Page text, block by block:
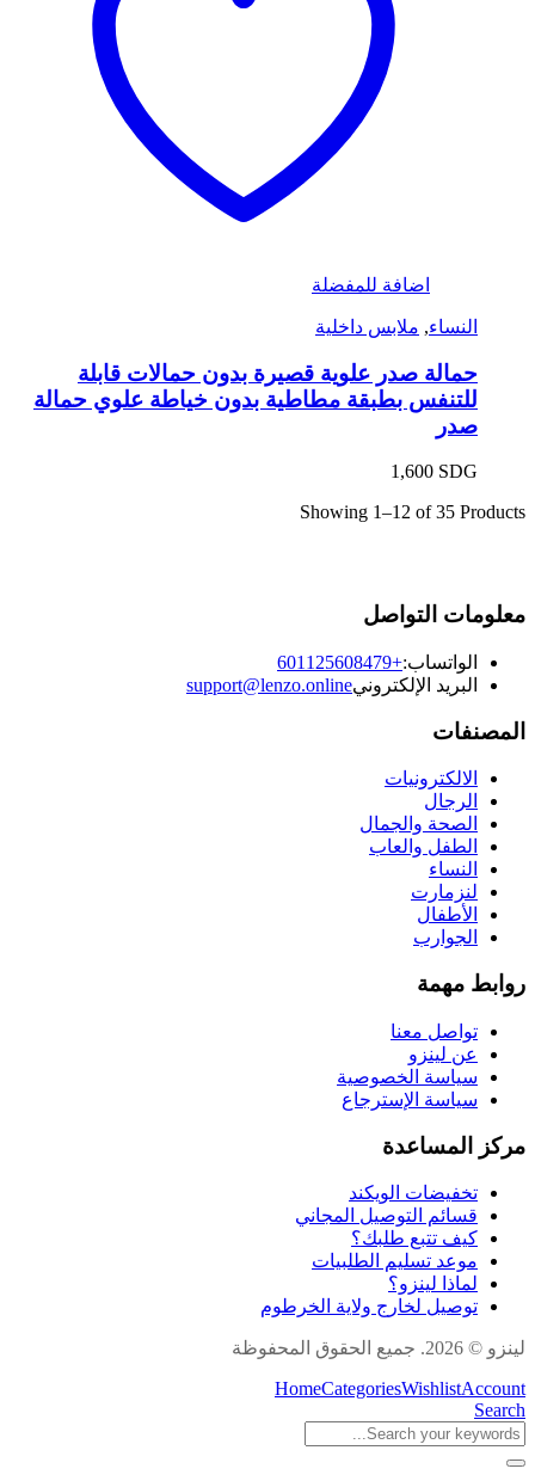
اضافة للمفضلة
النساء, ملابس داخلية
حمالة صدر علوية قصيرة بدون حمالات قابلة
للتنفس بطبقة مطاطية بدون خياطة علوي حمالة
صدر
1,600 SDG
Showing 1–12 of 35 Products
معلومات التواصل
الواتساب:+601125608479
البريد الإلكترونيsupport@lenzo.online
المصنفات
الالكترونيات
الرجال
الصحة والجمال
الطفل والعاب
النساء
لنزمارت
الأطفال
الجوارب
روابط مهمة
تواصل معنا
عن لينزو
سياسة الخصوصية
سياسة الإسترجاع
مركز المساعدة
تخفيضات الويكند
قسائم التوصيل المجاني
كيف تتبع طلبك؟
موعد تسليم الطلبيات
لماذا لينزو؟
توصيل لخارج ولاية الخرطوم
لينزو © 2026. جميع الحقوق المحفوظة
HomeCategoriesWishlistAccount
Search